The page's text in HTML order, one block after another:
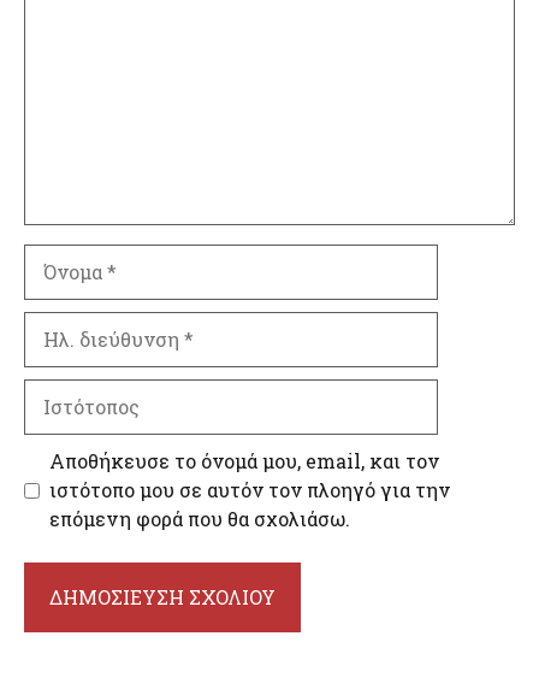
διεύθυνση
Αποθήκευσε το όνομά μου, email, και τον
ιστότοπο μου σε αυτόν τον πλοηγό για την
επόμενη φορά που θα σχολιάσω.